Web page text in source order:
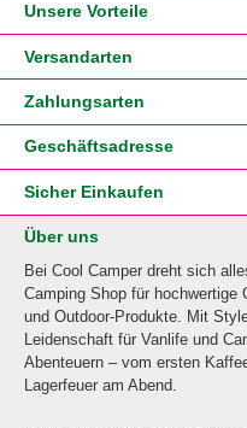
Unsere Vorteile
Versandarten
Zahlungsarten
Geschäftsadresse
Sicher Einkaufen
Über uns
Bei Cool Camper dreht sich
Camping Shop für hochwertige
und Outdoor-Produkte. Mit
Leidenschaft für Vanlife und
Abenteuern – vom ersten
Lagerfeuer am Abend.